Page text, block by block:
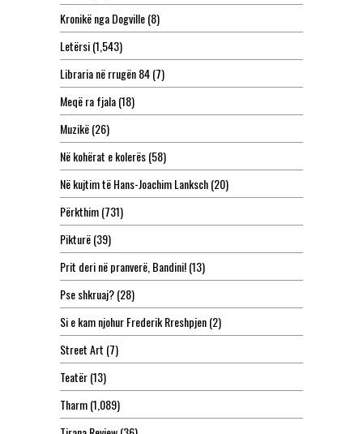
Kronikë nga Dogville(8)
Letërsi(1,543)
Libraria në rrugën 84(7)
Meqë ra fjala(18)
Muzikë(26)
Në kohërat e kolerës(58)
Në kujtim të Hans-Joachim Lanksch(20)
Përkthim(731)
Pikturë(39)
Prit deri në pranverë, Bandini!(13)
Pse shkruaj?(28)
Si e kam njohur Frederik Rreshpjen(2)
Street Art (7)
Teatër(13)
Tharm(1,089)